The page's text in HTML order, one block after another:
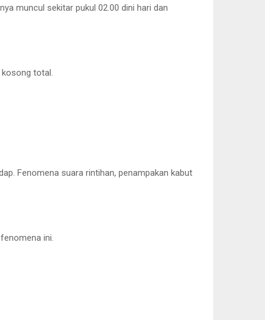
muncul sekitar pukul 02.00 dini hari dan
kosong total.
Fenomena suara rintihan, penampakan kabut
ini.